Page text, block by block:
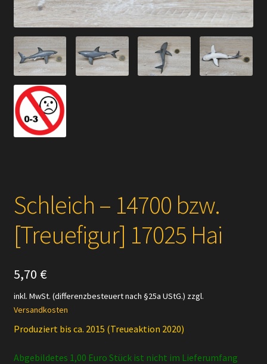
Kontakt
AGB
Widerrufsbelehrung
Datenschutzerklärung
Impressum
Schleich – 14700 bzw.
[Treuefigur] 17025 Hai
5,70 €
inkl. MwSt. (differenzbesteuert nach §25a UStG.) zzgl.
Versandkosten
Produziert bis ca. 2015 (Treueaktion 2020)
Abgebildetes 1,00 Euro Stück ist nicht im Lieferumfang